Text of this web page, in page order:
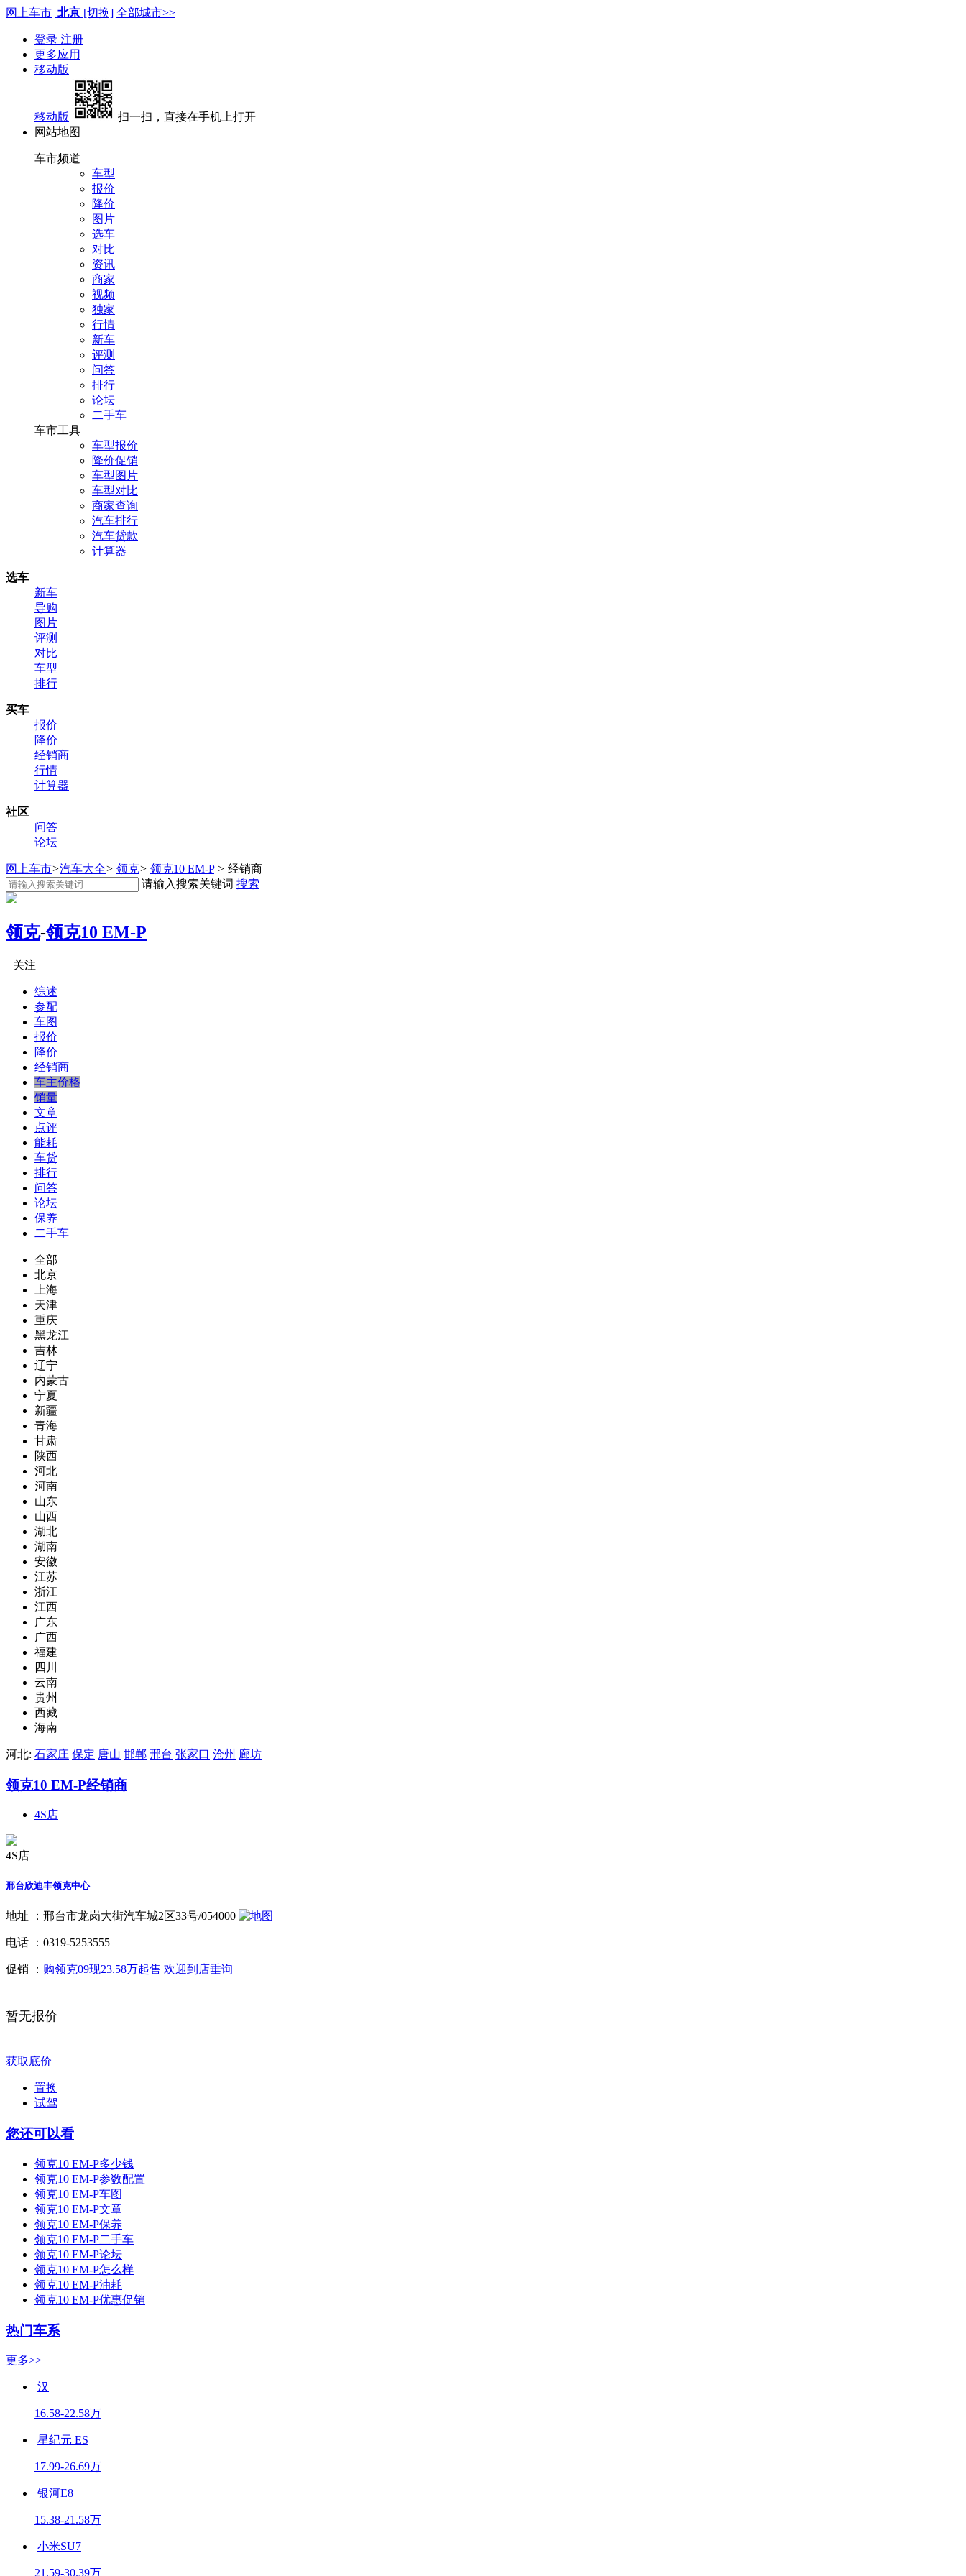
网上车市 北京 [切换] 全部城市>>
登录 注册
更多应用
移动版
移动版
扫一扫，直接在手机上打开
网站地图
车市频道
车型
报价
降价
图片
选车
对比
资讯
商家
视频
独家
行情
新车
评测
问答
排行
论坛
二手车
车市工具
车型报价
降价促销
车型图片
车型对比
商家查询
汽车排行
汽车贷款
计算器
选车
新车
导购
图片
评测
对比
车型
排行
买车
报价
降价
经销商
行情
计算器
社区
问答
论坛
网上车市>汽车大全> 领克> 领克10 EM-P > 经销商
请输入搜索关键词 搜索
领克-领克10 EM-P
关注
综述
参配
车图
报价
降价
经销商
车主价格
销量
文章
点评
能耗
车贷
排行
问答
论坛
保养
二手车
全部
北京
上海
天津
重庆
黑龙江
吉林
辽宁
内蒙古
宁夏
新疆
青海
甘肃
陕西
河北
河南
山东
山西
湖北
湖南
安徽
江苏
浙江
江西
广东
广西
福建
四川
云南
贵州
西藏
海南
河北: 石家庄 保定 唐山 邯郸 邢台 张家口 沧州 廊坊
领克10 EM-P经销商
4S店
4S店
邢台欣迪丰领克中心
地址 ： 邢台市龙岗大街汽车城2区33号/054000
电话 ： 0319-5253555
促销 ： 购领克09现23.58万起售 欢迎到店垂询
暂无报价
获取底价
置换
试驾
您还可以看
领克10 EM-P多少钱
领克10 EM-P参数配置
领克10 EM-P车图
领克10 EM-P文章
领克10 EM-P保养
领克10 EM-P二手车
领克10 EM-P论坛
领克10 EM-P怎么样
领克10 EM-P油耗
领克10 EM-P优惠促销
热门车系
更多>>
汉
16.58-22.58万
星纪元 ES
17.99-26.69万
银河E8
15.38-21.58万
小米SU7
21.59-30.39万